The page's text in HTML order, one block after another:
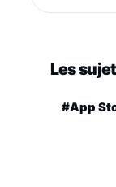
Les
#App